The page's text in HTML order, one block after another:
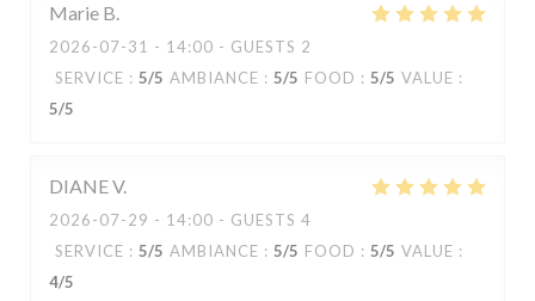
Marie B
2026-07-31 - 14:00 - GUESTS 2
SERVICE : 5/5 AMBIANCE : 5/5 FOOD : 5/5 VALUE :
5/5
DIANEV
2026-07-29 - 14:00 - GUESTS 4
SERVICE : 5/5 AMBIANCE : 5/5 FOOD : 5/5 VALUE :
4/5